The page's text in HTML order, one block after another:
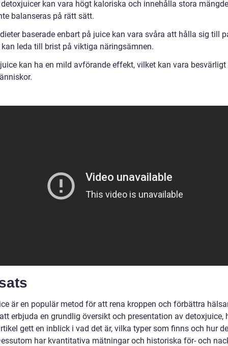
kan vara högt kaloriska och innehålla stora
balanseras på rätt sätt.
baserade enbart på juice kan vara svåra att hålla sig till
leda till brist på viktiga näringsämnen.
kan ha en mild avförande effekt, vilket kan vara
är en populär metod för att rena kroppen och förbättra
erbjuda en grundlig översikt och presentation av detoxjuice,
gett en inblick i vad det är, vilka typer som finns och hur
har kvantitativa mätningar och historiska för- och